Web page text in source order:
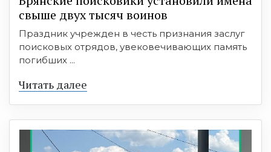
свыше двух тысяч воинов
Праздник учрежден в честь признания заслуг
поисковых отрядов, увековечивающих память
погибших ...
Читать далее